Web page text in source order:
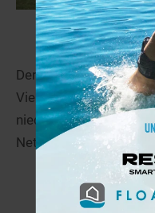
Der Nettebruch
Viersen in Nordrhein-
niederländischen
Nette-Seen.